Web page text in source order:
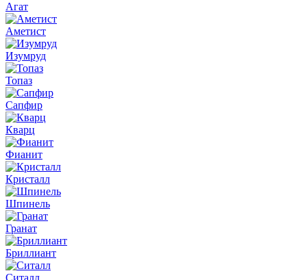
Агат
Аметист
Изумруд
Топаз
Сапфир
Кварц
Фианит
Кристалл
Шпинель
Гранат
Бриллиант
Ситалл